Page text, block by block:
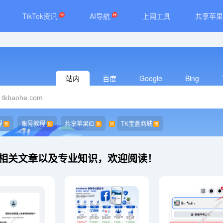
TikTok资讯 AI导航 上网工具 共享苹
站内 百度 Google Bing
账号教程 共享苹果ID TK宝盒商城
文章以及专业知识，欢迎阅读！